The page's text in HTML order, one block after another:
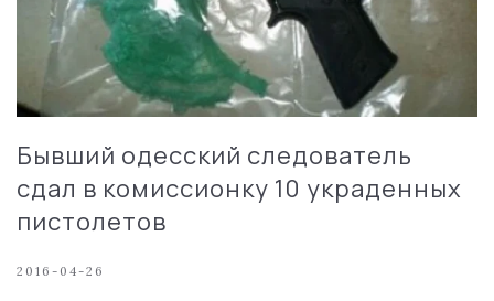
Бывший одесский следователь
сдал в комиссионку 10 украденных
пистолетов
2016-04-26